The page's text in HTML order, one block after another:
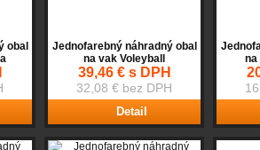
obal
Jednofarebný náhradný obal
na vak Voleyball
39,46 € s DPH
32,08 € bez DPH
Detail
na